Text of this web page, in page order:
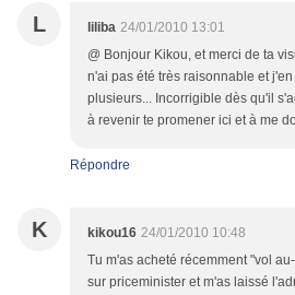
L liliba 24/01/2010 13:01
@ Bonjour Kikou, et merci de ta
n'ai pas été très raisonnable et
plusieurs... Incorrigible dès qu'il
à revenir te promener ici et à me
Répondre
K kikou16 24/01/2010 10:48
Tu m'as acheté récemment "vol
sur priceminister et m'as laissé